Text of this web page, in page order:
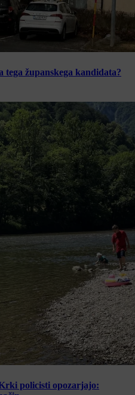
tega županskega kandidata?
policisti opozarjajo: